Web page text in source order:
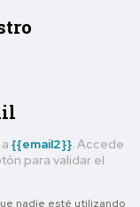
{{email2}} . Accede
para validar el
nadie esté utilizando